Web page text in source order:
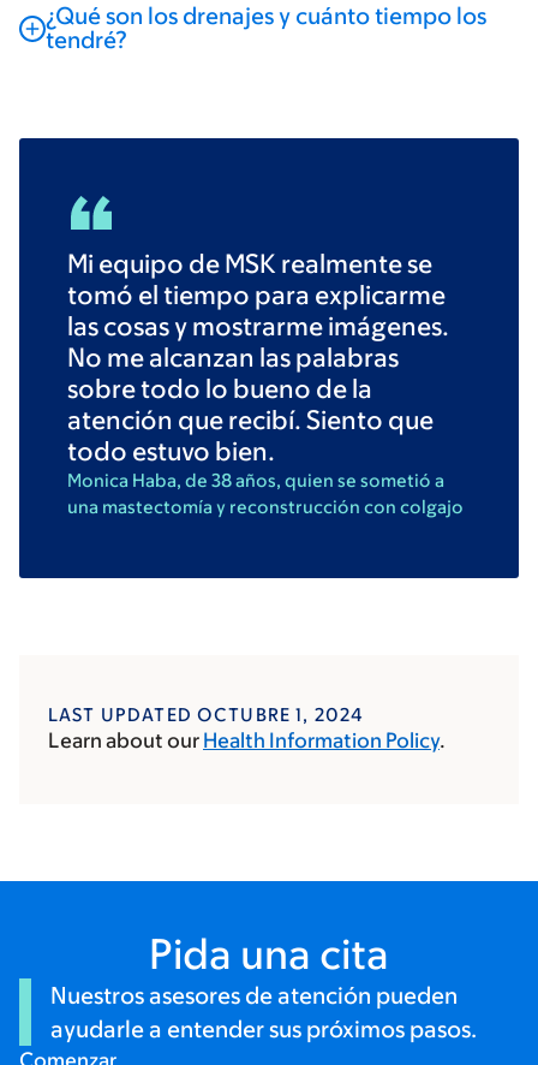
¿Qué son los drenajes y cuánto tiempo los
tendré?
Mi equipo de MSK realmente se
tomó el tiempo para explicarme
las cosas y mostrarme imágenes.
No me alcanzan las palabras
sobre todo lo bueno de la
atención que recibí. Siento que
todo estuvo bien.
Monica Haba, de 38 años, quien se sometió a
una mastectomía y reconstrucción con colgajo
LAST UPDATED OCTUBRE 1, 2024
Learn about our Health Information Policy.
Pida una cita
Nuestros asesores de atención pueden
ayudarle a entender sus próximos pasos.
Comenzar